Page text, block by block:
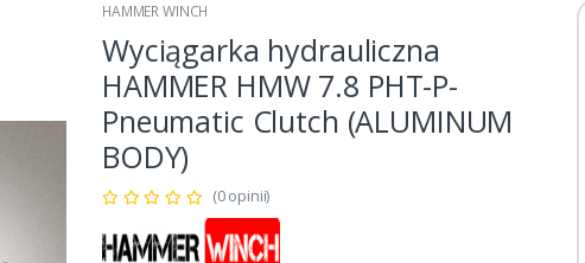
HAMMER WINCH
Wyciągarka hydrauliczna
HAMMER HMW 7.8 PHT-P-
Pneumatic Clutch (ALUMINUM
BODY)
(0 opinii)